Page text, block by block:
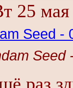
25
Seed -
раз